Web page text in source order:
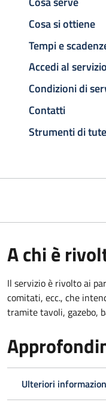
Cosa si ottiene
Tempi e
Accedi al servizio
Condizioni di
Contatti
Strumenti di
A chi è
Il servizio è rivolto ai
comitati, ecc., che
tramite tavoli, gazebo,
Ulteriori